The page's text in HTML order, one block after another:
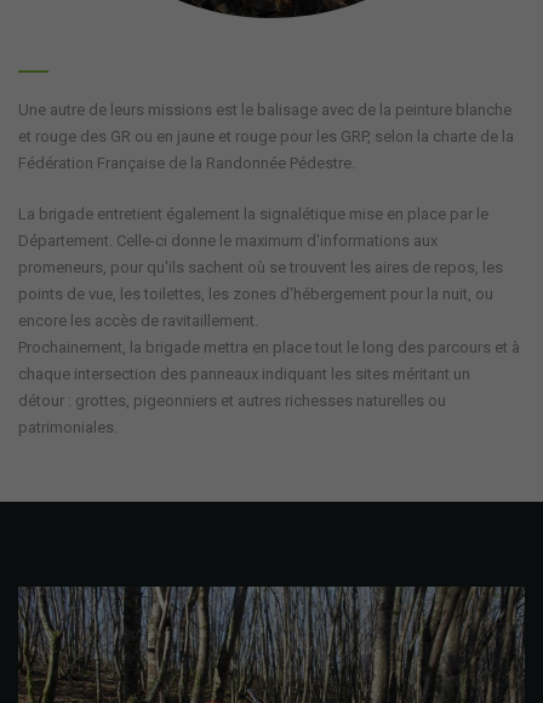
Une autre de leurs missions est le balisage avec de la peinture blanche
et rouge des GR ou en jaune et rouge pour les GRP, selon la charte de la
Fédération Française de la Randonnée Pédestre.
La brigade entretient également la signalétique mise en place par le
Département. Celle-ci donne le maximum d'informations aux
promeneurs, pour qu'ils sachent où se trouvent les aires de repos, les
points de vue, les toilettes, les zones d'hébergement pour la nuit, ou
encore les accès de ravitaillement.
Prochainement, la brigade mettra en place tout le long des parcours et à
chaque intersection des panneaux indiquant les sites méritant un
détour : grottes, pigeonniers et autres richesses naturelles ou
patrimoniales.